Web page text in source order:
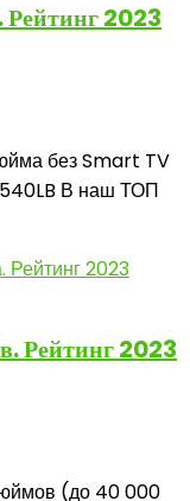
Рейтинг 2023
без Smart TV
В наш ТОП
Рейтинг 2023
(до 40 000